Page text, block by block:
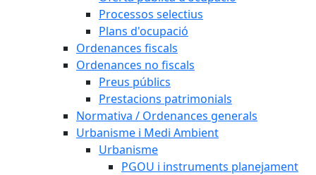
Processos selectius
Plans d'ocupació
Ordenances fiscals
Ordenances no fiscals
Preus públics
Prestacions patrimonials
Normativa / Ordenances generals
Urbanisme i Medi Ambient
Urbanisme
PGOU i instruments planejament